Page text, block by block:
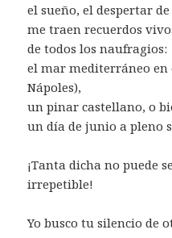
el sueño, el despertar
me traen recuerdos
de todos los naufragios:
el mar mediterráneo en
Nápoles),
un pinar castellano, o
un día de junio a pleno
¡Tanta dicha no puede
irrepetible!
Yo busco tu silencio de